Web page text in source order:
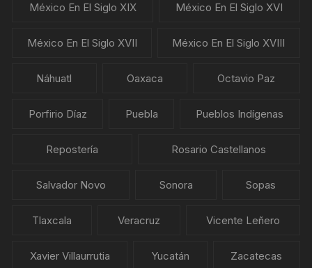
México En El Siglo XIX México En El Siglo XVI
México En El Siglo XVII México En El Siglo XVIII
Náhuatl Oaxaca Octavio Paz
Porfirio Díaz Puebla Pueblos Indígenas
Repostería Rosario Castellanos
Salvador Novo Sonora Sopas
Tlaxcala Veracruz Vicente Leñero
Xavier Villaurrutia Yucatán Zacatecas